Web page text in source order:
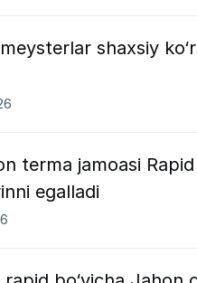
shaxsiy
terma jamoasi
egalladi